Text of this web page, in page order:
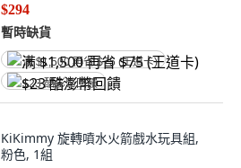
$294
暫時缺貨
满 $1,500 再省 $75 (王道卡)
$23 酷澎幣回饋
KiKimmy 旋轉噴水火箭戲水玩具組,
粉色, 1組